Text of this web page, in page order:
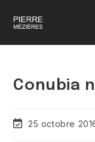
Conubia
25 octobre